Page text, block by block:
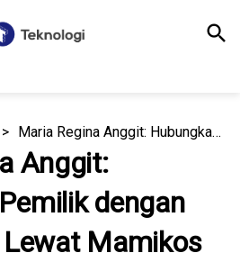
search
Maria Regina Anggit: Hubungkan Pemilik dengan Pencari Kos Lewat Mamikos
Anggit:
dengan
Lewat Mamikos